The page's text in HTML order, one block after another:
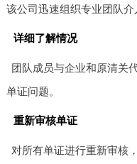
该公司迅速组织专业团队介
详细了解情况
团队成员与企业和原清关
单证问题。
重新审核单证
对所有单证进行重新审核